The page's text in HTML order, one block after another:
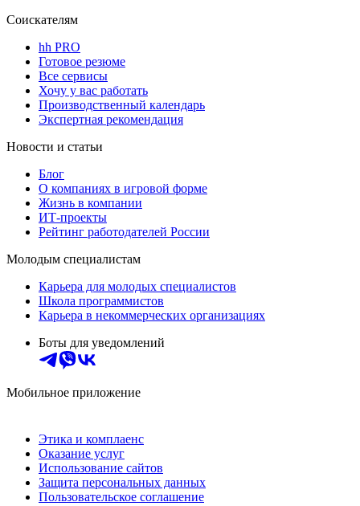
Соискателям
hh PRO
Готовое резюме
Все сервисы
Хочу у вас работать
Производственный календарь
Экспертная рекомендация
Новости и статьи
Блог
О компаниях в игровой форме
Жизнь в компании
ИТ-проекты
Рейтинг работодателей России
Молодым специалистам
Карьера для молодых специалистов
Школа программистов
Карьера в некоммерческих организациях
Боты для уведомлений
Мобильное приложение
Этика и комплаенс
Оказание услуг
Использование сайтов
Защита персональных данных
Пользовательское соглашение